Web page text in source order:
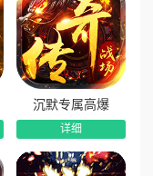
沉默专属高爆
详细